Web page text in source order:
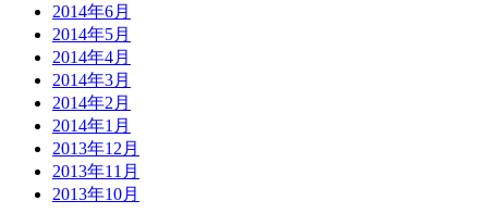
2014年6月
2014年5月
2014年4月
2014年3月
2014年2月
2014年1月
2013年12月
2013年11月
2013年10月